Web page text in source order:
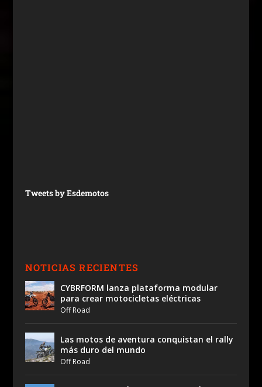
Tweets by Esdemotos
NOTICIAS RECIENTES
CYBRFORM lanza plataforma modular
para crear motocicletas eléctricas
Off Road
Las motos de aventura conquistan el rally
más duro del mundo
Off Road